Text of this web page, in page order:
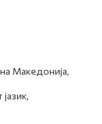
Македонија,